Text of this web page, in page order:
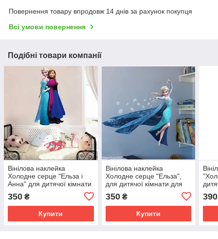
Повернення товару впродовж 14 днів за рахунок покупця
Всі умови повернення
Подібні товари компанії
Вінілова наклейка
Холодне серце "Ельза і
Анна" для дитячої кімнати
самоклейка 45х60 см
350 ₴
Купити
Вінілова наклейка
Холодне серце "Ельза",
для дитячої кімнати для
самоклейка 45х60 см
350₴
Купити
390